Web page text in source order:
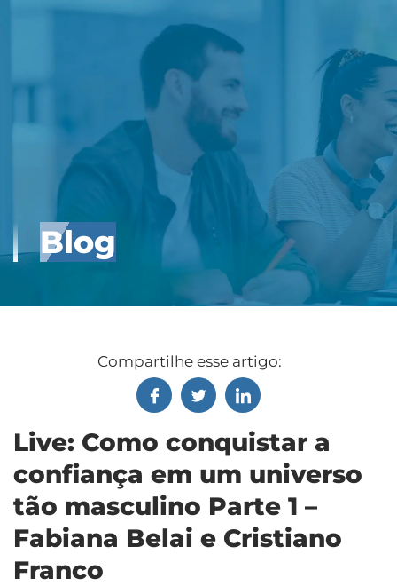
Blog
Compartilhe esse artigo:
Live: Como conquistar a
confiança em um universo
tão masculino Parte 1 –
Fabiana Belai e Cristiano
Franco